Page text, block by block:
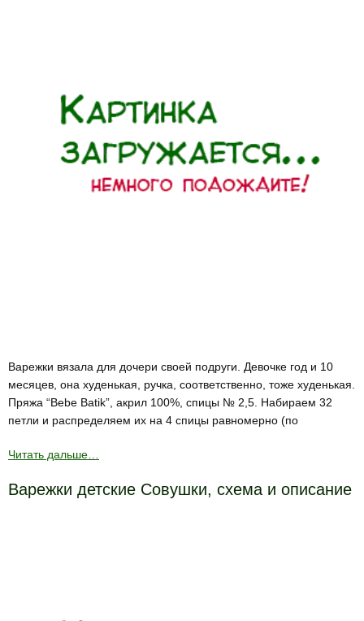
Варежки вязала для дочери своей подруги. Девочке год и 10
месяцев, она худенькая, ручка, соответственно, тоже худенькая.
Пряжа “Bebe Batik”, акрил 100%, спицы № 2,5. Набираем 32
петли и распределяем их на 4 спицы равномерно (по
Читать дальше…
Варежки детские Совушки, схема и описание